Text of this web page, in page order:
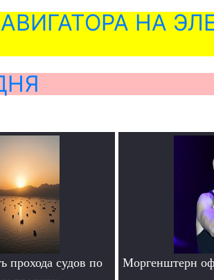
НА
прохода судов по
Моргенштерн